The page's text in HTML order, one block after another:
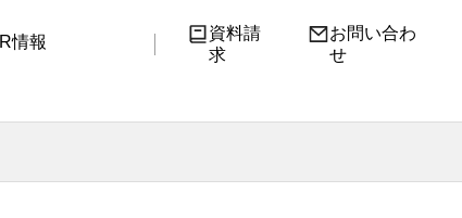
IR情報
資料請
求
お問い合わ
せ